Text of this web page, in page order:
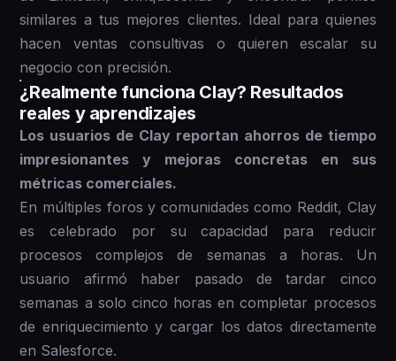
similares a tus mejores clientes. Ideal para quienes
hacen ventas consultivas o quieren escalar su
negocio con precisión.
¿Realmente funciona Clay? Resultados
reales y aprendizajes
Los usuarios de Clay reportan ahorros de tiempo
impresionantes y mejoras concretas en sus
métricas comerciales.
En múltiples foros y comunidades como Reddit, Clay
es celebrado por su capacidad para reducir
procesos complejos de semanas a horas. Un
usuario afirmó haber pasado de tardar cinco
semanas a solo cinco horas en completar procesos
de enriquecimiento y cargar los datos directamente
en Salesforce.